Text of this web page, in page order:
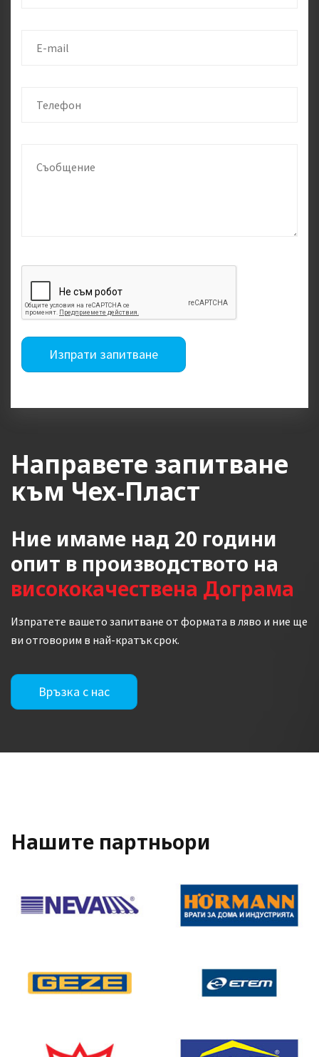
Изпрати запитване
Направете запитване
към Чех-Пласт
Ние имаме над 20 години
опит в производството на
висококачествена Дограма
Изпратете вашето запитване от формата в ляво и ние ще
ви отговорим в най-кратък срок.
Връзка с нас
Нашите партньори